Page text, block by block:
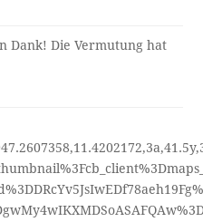
Dank! Die Vermutung hat